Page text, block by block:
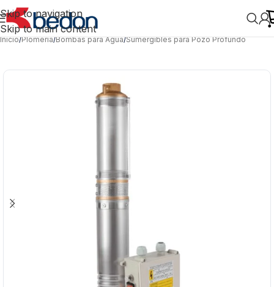
Skip to navigation
Skip to main content
Inicio/Plomería/Bombas para Agua/Sumergibles para Pozo Profundo